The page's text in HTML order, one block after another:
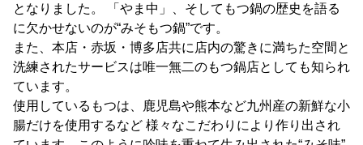
となりました。 「やま中」、そしてもつ鍋の歴史を語る
に欠かせないのが“みそもつ鍋”です。
また、本店・赤坂・博多店共に店内の驚きに満ちた空間と
洗練されたサービスは唯一無二のもつ鍋店としても知られ
ています。
使用しているもつは、鹿児島や熊本など九州産の新鮮な小
腸だけを使用するなど 様々なこだわりにより作り出され